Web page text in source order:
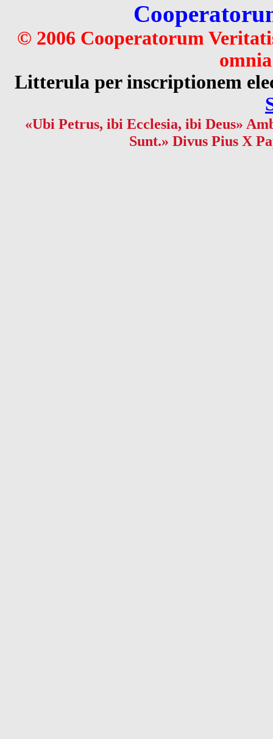
© 2006 Cooperatorum
Litterula per inscriptionem
«Ubi Petrus, ibi Ecclesia, ibi Deus»
Sunt.» Divus Pius X